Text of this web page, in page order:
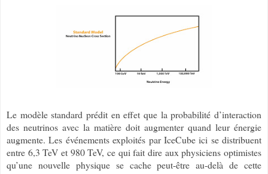
Le modèle standard prédit en effet que la probabilité d’interaction
des neutrinos avec la matière doit augmenter quand leur énergie
augmente. Les événements exploités par IceCube ici se distribuent
entre 6,3 TeV et 980 TeV, ce qui fait dire aux physiciens optimistes
qu’une nouvelle physique se cache peut-être au-delà de cette